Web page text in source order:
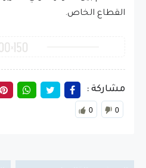
القطاع الخاص.
مشاركة :
0 0